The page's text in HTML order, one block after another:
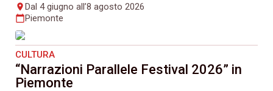
placeDal 4 giugno all’8 agosto 2026
calendar_todayPiemonte
CULTURA
“Narrazioni Parallele Festival 2026” in
Piemonte